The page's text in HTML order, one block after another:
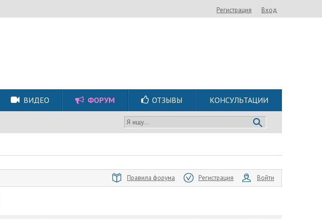
Регистрация Вход
ВИДЕО ФОРУМ ОТЗЫВЫ КОНСУЛЬТАЦИИ
Я ищу...
Правила форума Регистрация Войти